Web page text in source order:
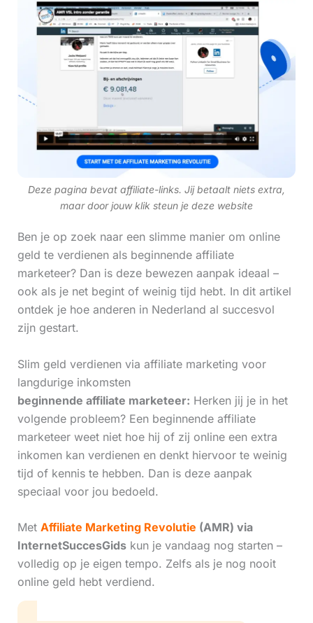
Deze pagina bevat affiliate-links. Jij betaalt niets extra,
maar door jouw klik steun je deze website
Ben je op zoek naar een slimme manier om online
geld te verdienen als beginnende affiliate
marketeer? Dan is deze bewezen aanpak ideaal –
ook als je net begint of weinig tijd hebt. In dit artikel
ontdek je hoe anderen in Nederland al succesvol
zijn gestart.
Slim geld verdienen via affiliate marketing voor
langdurige inkomsten
beginnende affiliate marketeer: Herken jij je in het
volgende probleem? Een beginnende affiliate
marketeer weet niet hoe hij of zij online een extra
inkomen kan verdienen en denkt hiervoor te weinig
tijd of kennis te hebben. Dan is deze aanpak
speciaal voor jou bedoeld.
Met Affiliate Marketing Revolutie (AMR) via
InternetSuccesGidskun je vandaag nog starten –
volledig op je eigen tempo. Zelfs als je nog nooit
online geld hebt verdiend.